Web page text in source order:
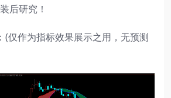
后研究！
(仅作为指标效果展示之用，无预测